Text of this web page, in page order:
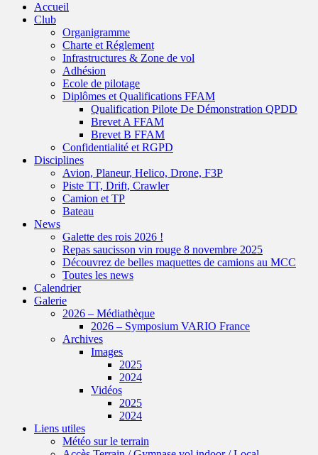
Accueil
Club
Organigramme
Charte et Réglement
Infrastructures & Zone de vol
Adhésion
Ecole de pilotage
Diplômes et Qualifications FFAM
Qualification Pilote De Démonstration QPDD
Brevet A FFAM
Brevet B FFAM
Confidentialité et RGPD
Disciplines
Avion, Planeur, Helico, Drone, F3P
Piste TT, Drift, Crawler
Camion et TP
Bateau
News
Galette des rois 2026 !
Repas saucisson vin rouge 8 novembre 2025
Découvrez de belles maquettes de camions au MCC
Toutes les news
Calendrier
Galerie
2026 – Médiathèque
2026 – Symposium VARIO France
Archives
Images
2025
2024
Vidéos
2025
2024
Liens utiles
Météo sur le terrain